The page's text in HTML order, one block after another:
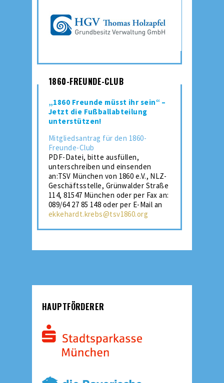
1860-FREUNDE-CLUB
„1860 Freunde müsst ihr sein“ –
Jetzt die Fußballabteilung
unterstützen!
Mitgliedsantrag für den 1860-
Freunde-Club
PDF-Datei, bitte ausfüllen,
unterschreiben und einsenden
an:TSV München von 1860 e.V., NLZ-
Geschäftsstelle, Grünwalder Straße
114, 81547 München oder per Fax an:
089/64 27 85 148 oder per E-Mail an
ekkehardt.krebs@tsv1860.org
HAUPTFÖRDERER